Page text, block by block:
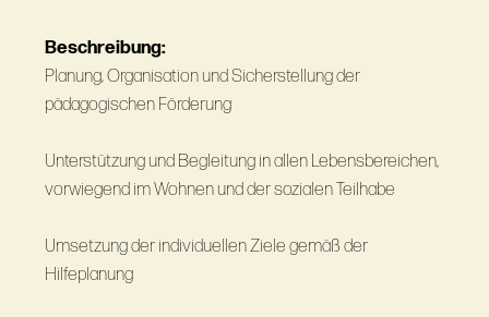
Beschreibung:
Planung, Organisation und Sicherstellung der
pädagogischen Förderung
Unterstützung und Begleitung in allen Lebensbereichen,
vorwiegend im Wohnen und der sozialen Teilhabe
Umsetzung der individuellen Ziele gemäß der
Hilfeplanung